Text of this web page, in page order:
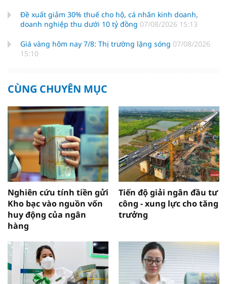
Đề xuất giảm 30% thuế cho hộ, cá nhân kinh doanh,
doanh nghiệp thu dưới 10 tỷ đồng 07/08/2026 15:13
Giá vàng hôm nay 7/8: Thị trường lặng sóng 07/08/2026
15:10
CÙNG CHUYÊN MỤC
Nghiên cứu tính tiền gửi
Kho bạc vào nguồn vốn
huy động của ngân
hàng
Tiến độ giải ngân đầu tư
công - xung lực cho tăng
trưởng